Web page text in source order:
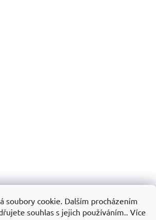
soubory cookie. Dalším procházením
souhlas s jejich používáním.. Více